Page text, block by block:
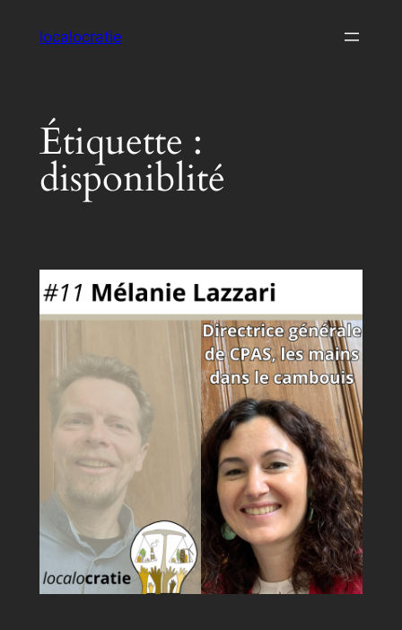
localocratie
Étiquette :
disponiblité